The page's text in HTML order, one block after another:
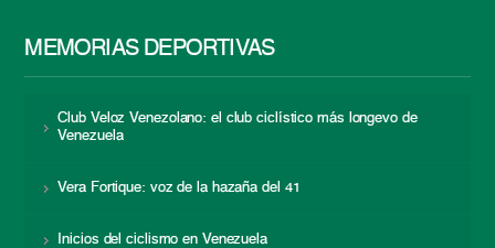
MEMORIAS DEPORTIVAS
Club Veloz Venezolano: el club ciclístico más longevo de
Venezuela
Vera Fortique: voz de la hazaña del 41
Inicios del ciclismo en Venezuela